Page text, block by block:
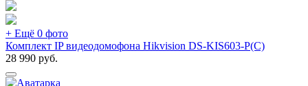
+ Ещё 0 фото
Комплект IP видеодомофона Hikvision DS-KIS603-P(C)
28 990 руб.